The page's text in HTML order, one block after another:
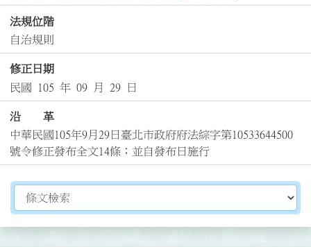
法規位階
自治規則
修正日期
民國 105 年 09 月 29 日
沿 革
中華民國105年9月29日臺北市政府府法綜字第10533644500
號令修正發布全文14條；並自發布日施行
切換選擇法規資訊內容